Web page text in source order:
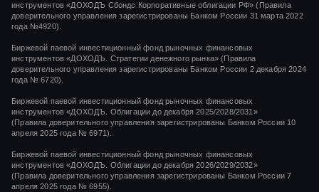
инструментов «ДОХОДЪ Сбондс Корпоративные облигации РФ» (Правила
доверительного управления зарегистрированы Банком России 31 марта 2022
года №4920).
Биржевой паевой инвестиционный фонд рыночных финансовых
инструментов «ДОХОДЪ. Стратегии денежного рынка» (Правила
доверительного управления зарегистрированы Банком России 2 декабря 2024
года № 6720).
Биржевой паевой инвестиционный фонд рыночных финансовых
инструментов «ДОХОДЪ. Облигации до декабря 2025/2028/2031»
(Правила доверительного управления зарегистрированы Банком России 10
апреля 2025 года № 6971).
Биржевой паевой инвестиционный фонд рыночных финансовых
инструментов «ДОХОДЪ. Облигации до декабря 2026/2029/2032»
(Правила доверительного управления зарегистрированы Банком России 7
апреля 2025 года № 6955).